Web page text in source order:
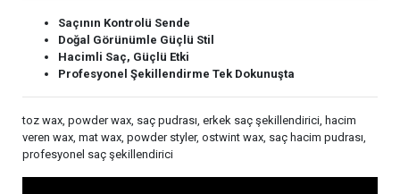
Saçının Kontrolü Sende
Doğal Görünümle Güçlü Stil
Hacimli Saç, Güçlü Etki
Profesyonel Şekillendirme Tek Dokunuşta
toz wax, powder wax, saç pudrası, erkek saç şekillendirici, hacim
veren wax, mat wax, powder styler, ostwint wax, saç hacim pudrası,
profesyonel saç şekillendirici